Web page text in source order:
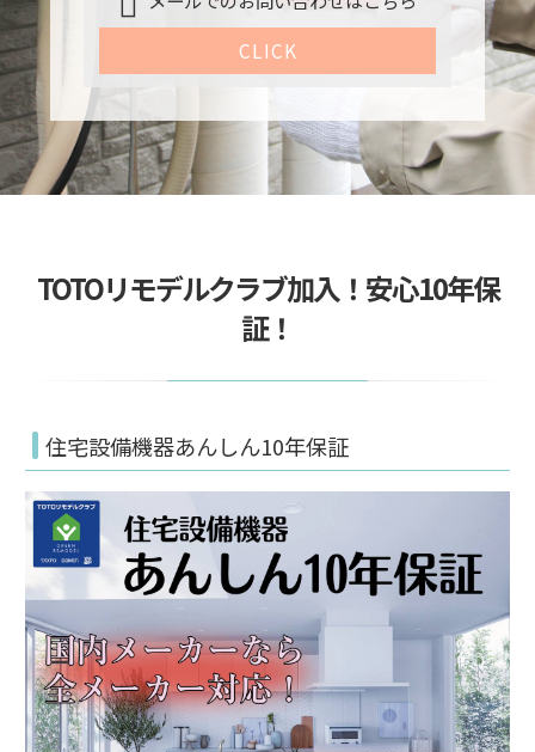
CLICK
TOTOリモデルクラブ加入！安心10年保
証！
住宅設備機器あんしん10年保証